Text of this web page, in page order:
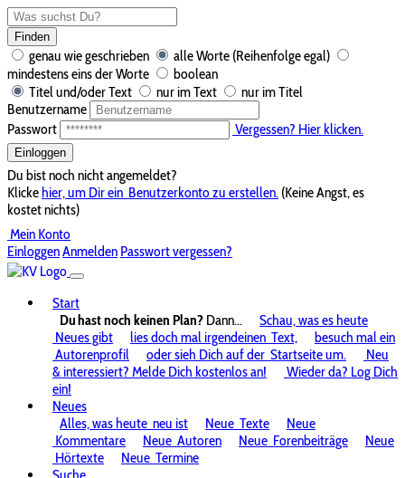
Finden
genau wie geschrieben
alle Worte (Reihenfolge egal)
mindestens eins der Worte
boolean
Titel und/oder Text
nur im Text
nur im Titel
Benutzername
Passwort
Vergessen? Hier klicken.
Einloggen
Du bist noch nicht angemeldet?
Klickehier, um Dir ein Benutzerkonto zu erstellen. (Keine Angst, es
kostet nichts)
Mein Konto
EinloggenAnmelden Passwort vergessen?
Start
Du hast noch keinen Plan? Dann...
Schau, was es heute
Neues gibt
lies doch mal irgendeinen Text,
besuch mal ein
Autorenprofil
oder sieh Dich auf der Startseite um.
Neu
& interessiert? Melde Dich kostenlos an!
Wieder da? Log Dich
ein!
Neues
Alles, was heute neu ist Neue Texte
Neue
Kommentare
Neue Autoren Neue Forenbeiträge
Neue
Hörtexte
Neue Termine